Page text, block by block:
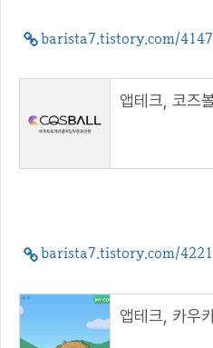
barista7.tistory.com/4147
barista7.tistory.com/4221